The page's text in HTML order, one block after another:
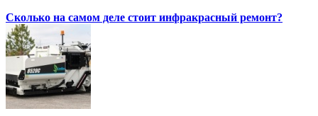
Сколько на самом деле стоит инфракрасный ремонт?